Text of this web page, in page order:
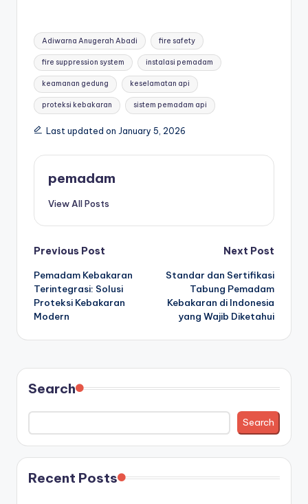
Tags:
Adiwarna Anugerah Abadi fire safety
fire suppression system instalasi pemadam
keamanan gedung keselamatan api
proteksi kebakaran sistem pemadam api
Last updated on January 5, 2026
pemadam
View All Posts
Post
navigation
Previous Post
Pemadam Kebakaran
Terintegrasi: Solusi
Proteksi Kebakaran
Modern
Next Post
Standar dan Sertifikasi
Tabung Pemadam
Kebakaran di Indonesia
yang Wajib Diketahui
Search
Search
Recent Posts